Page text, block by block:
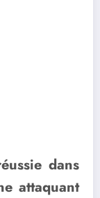
dans
attaquant